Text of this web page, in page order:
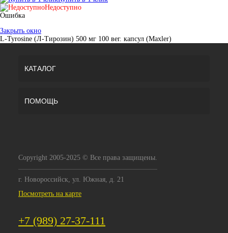
Недоступно
Ошибка
Закрыть окно
L-Tyrosine (Л-Тирозин) 500 мг 100 вег. капсул (Maxler)
КАТАЛОГ
ПОМОЩЬ
Copyright 2005-2025 © Все права защищены.
г. Новороссийск, ул. Южная, д. 21
Посмотреть на карте
+7 (989) 27-37-111